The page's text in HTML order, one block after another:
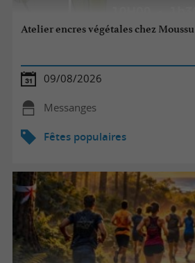
Atelier encres végétales chez Moussu
09/08/2026
Messanges
Fêtes populaires